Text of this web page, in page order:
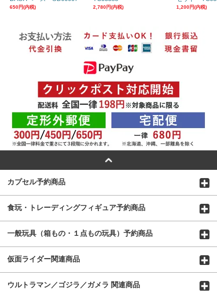
650円(内税) 2,780円(内税) 1,200円(内税)
カプセル予約商品
食玩・トレーディングフィギュア予約商品
一般玩具（箱もの・１点もの玩具）予約商品
仮面ライダー関連商品
ウルトラマン／ゴジラ／ガメラ 関連商品